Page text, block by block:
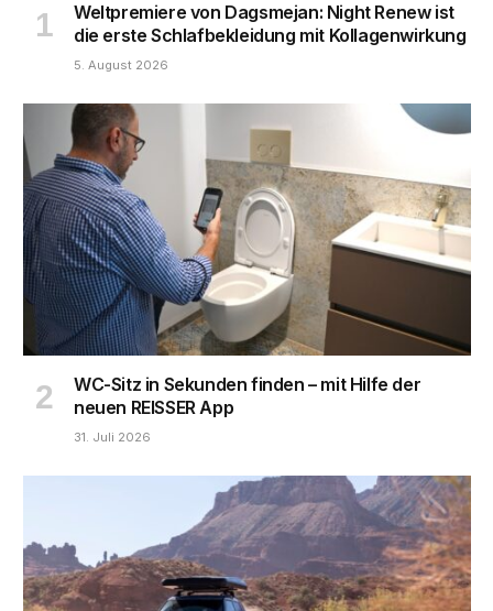
Weltpremiere von Dagsmejan: Night Renew ist
die erste Schlafbekleidung mit Kollagenwirkung
5. August 2026
WC-Sitz in Sekunden finden – mit Hilfe der
neuen REISSER App
31. Juli 2026